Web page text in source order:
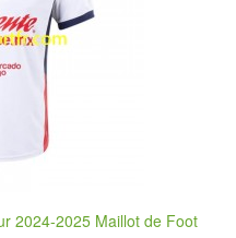
2024-2025 Maillot de Foot